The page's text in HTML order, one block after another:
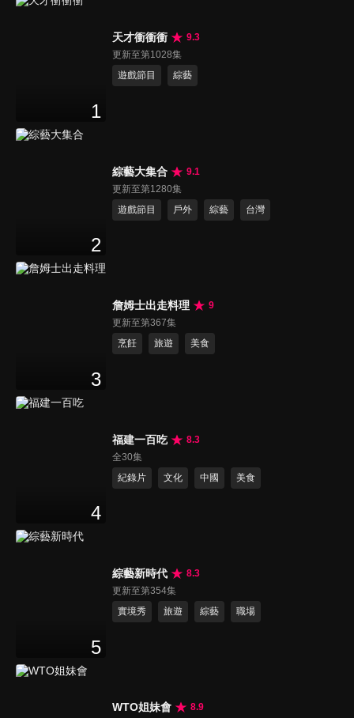
1
天才衝衝衝
9.3
更新至第1028集
遊戲節目
綜藝
2
綜藝大集合
9.1
更新至第1280集
遊戲節目
戶外 綜藝 台灣
3
詹姆士出走料理
9
更新至第367集
烹飪
旅遊 美食
4
福建一百吃
8.3
全30集
紀錄片
文化 中國 美食
5
綜藝新時代
8.3
更新至第354集
實境秀
旅遊 綜藝 職場
WTO姐妹會
8.9